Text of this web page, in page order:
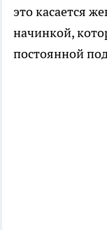
это касается
начинкой,
постоянной